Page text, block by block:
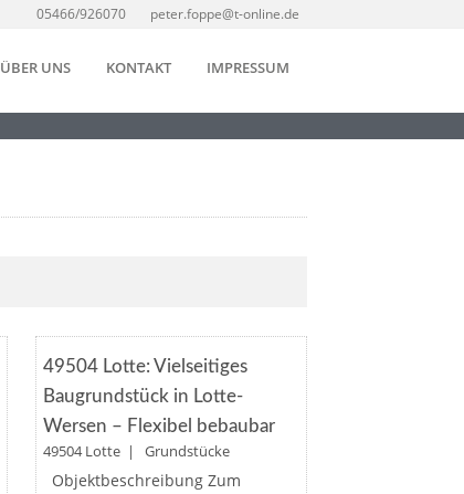
05466/926070 peter.foppe@t-online.de
ÜBER UNS KONTAKT IMPRESSUM
BAUGRUNDSTÜC
49504 Lotte: Vielseitiges
Baugrundstück in Lotte-
Wersen – Flexibel bebaubar
49504 Lotte | Grundstücke
Objektbeschreibung Zum